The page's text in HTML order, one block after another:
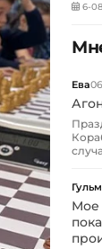
6-
Ева
Мое